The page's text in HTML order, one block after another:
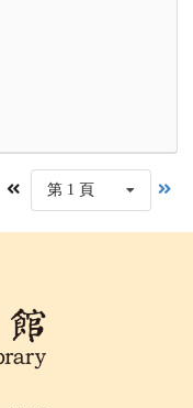
第 1 頁